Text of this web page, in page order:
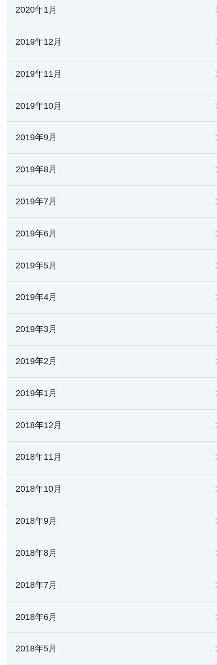
2020年1月
2019年12月
2019年11月
2019年10月
2019年9月
2019年8月
2019年7月
2019年6月
2019年5月
2019年4月
2019年3月
2019年2月
2019年1月
2018年12月
2018年11月
2018年10月
2018年9月
2018年8月
2018年7月
2018年6月
2018年5月